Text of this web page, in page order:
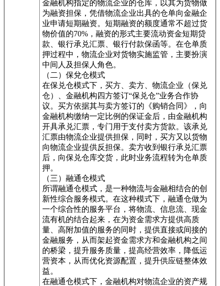
金融机构指定的物流企业的仓库，以其为货物做
为融资担保，凭借物流企业出具的仓单向金融企
业申请短期融资。短期融资的额度通常不超过货
物价值的70%，融资的形式主要流动资金短期贷
款、银行承兑汇票、银行付款保函等。在仓单质
押过程中，物流企业对货物实施监管，主要扮演
中间人及担保人角色。
（二）保兌仓模式
在保兑仓模式下，买方、卖方、物流企业（保兑
仓）、金融机构四方签订“保兑仓”业务合作协
议。买方依据其与卖方签订的《购销合同》，向
金融机构缴纳一定比例的保证金后，由金融机构
开具承兑汇票，专门用于支付卖方货款。该承兑
汇票由物流企业提供担保，同时，买方又以货物
向物流企业提供反担保。卖方收到银行承兑汇票
后，向保兑仓库交货，此时业务流程转为仓单质
押。
（三）融通仓模式
所谓融通仓模式，是一种物流与金融相结合的创
新性综合服务模式。在这种模式下，融通仓做为
一个综合性的服务平台，将物流、信息流、现金
流有机的结合起来，在为资金需求方提供高质
量、高附加值的服务的同时，提供直接或间接的
金融服务，从而架起资金需求方和金融机构之间
的桥梁，提升服务质量，提高经营效率，降低运
营资本，从而优化资源配置，提升供应链整体效
益。
在融通仓模式下，金融机构对物流企业的资产规